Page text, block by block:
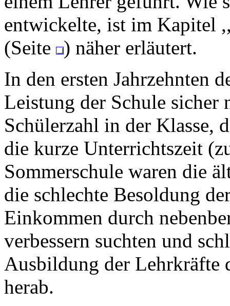
entwickelte, ist im Kapitel
(Seite
) näher erläutert.
In den ersten Jahrzehnten
Leistung der Schule
Schülerzahl in der Klasse,
die kurze Unterrichtszeit
Sommerschule waren die
die schlechte Besoldung
Einkommen durch
verbessern suchten und
Ausbildung der Lehrkräfte
herab.